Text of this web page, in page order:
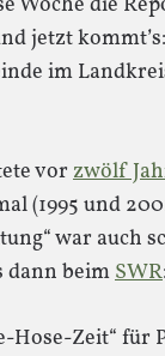
jetzt kommt’s:
im
vor zwölf
(1995 und
war auch
dann beimSWR:
Hose-Zeit“ für